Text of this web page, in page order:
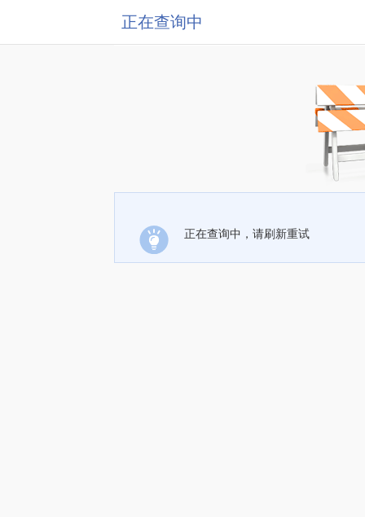
正在查询中
正在查询中，请刷新重试